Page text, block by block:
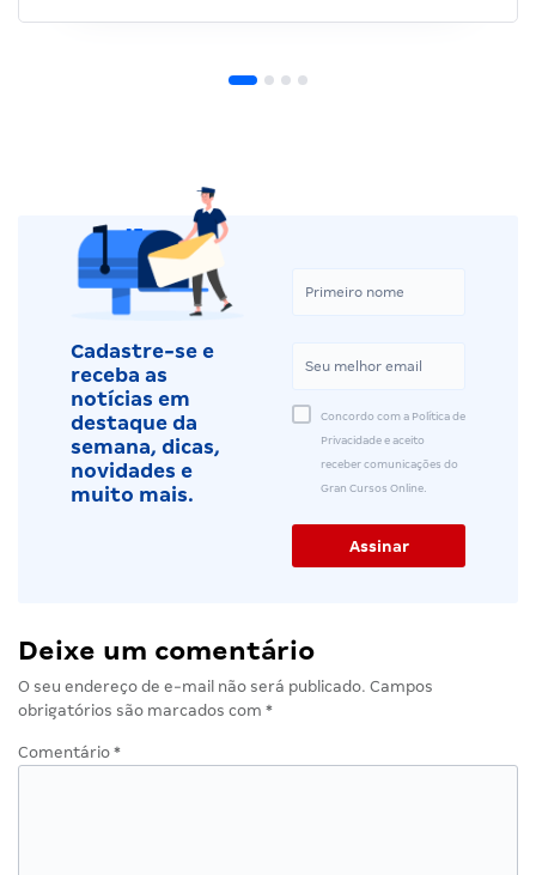
Cadastre-se e
receba as
notícias em
destaque da
semana, dicas,
novidades e
muito mais.
Concordo com a Política de
Privacidade e aceito
receber comunicações do
Gran Cursos Online.
Deixe um comentário
O seu endereço de e-mail não será publicado. Campos
obrigatórios são marcados com *
Comentário *